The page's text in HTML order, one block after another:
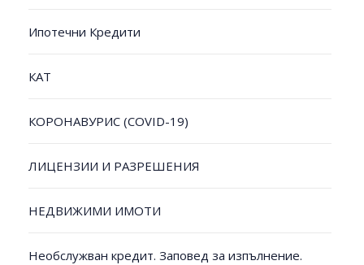
Ипотечни Кредити
КАТ
КОРОНАВУРИС (COVID-19)
ЛИЦЕНЗИИ И РАЗРЕШЕНИЯ
НЕДВИЖИМИ ИМОТИ
Необслужван кредит. Заповед за изпълнение.